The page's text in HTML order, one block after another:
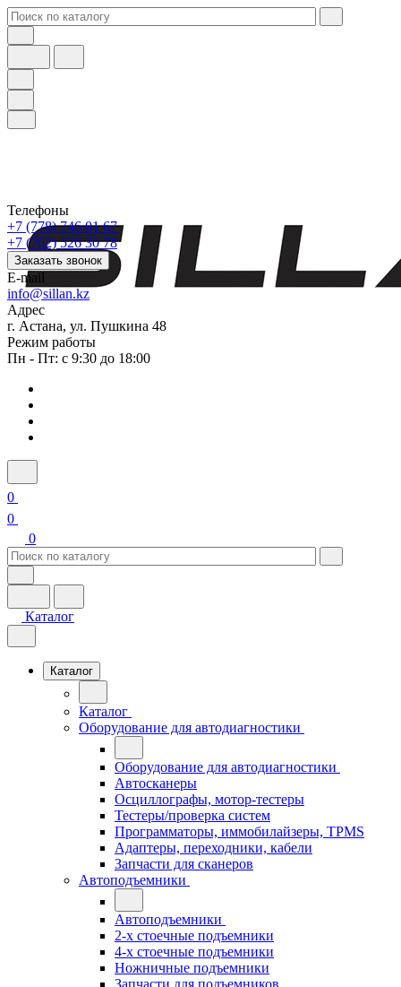
Телефоны
+7 (778) 746 01 67
+7 (702) 526 30 78
Заказать звонок
E-mail
info@sillan.kz
Адрес
г. Астана, ул. Пушкина 48
Режим работы
Пн - Пт: с 9:30 до 18:00
0
0
0
Каталог
Каталог
Каталог
Оборудование для автодиагностики
Оборудование для автодиагностики
Автосканеры
Осциллографы, мотор-тестеры
Тестеры/проверка систем
Программаторы, иммобилайзеры, TPMS
Адаптеры, переходники, кабели
Запчасти для сканеров
Автоподъемники
Автоподъемники
2-х стоечные подъемники
4-х стоечные подъемники
Ножничные подъемники
Запчасти для подъемников